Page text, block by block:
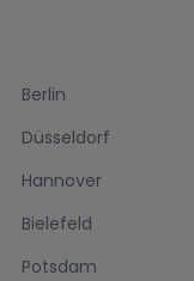
Berlin
Düsseldorf
Hannover
Bielefeld
Potsdam